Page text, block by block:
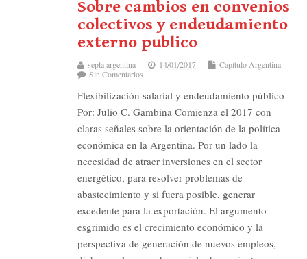
Sobre cambios en convenios
colectivos y endeudamiento
externo publico
sepla argentina 14/01/2017
Capítulo Argentina
Sin Comentarios
Flexibilización salarial y endeudamiento público
Por: Julio C. Gambina Comienza el 2017 con
claras señales sobre la orientación de la política
económica en la Argentina. Por un lado la
necesidad de atraer inversiones en el sector
energético, para resolver problemas de
abastecimiento y si fuera posible, generar
excedente para la exportación. El argumento
esgrimido es el crecimiento económico y la
perspectiva de generación de nuevos empleos,